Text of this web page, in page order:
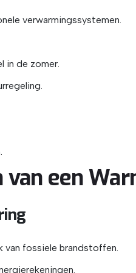
verwarmingssystemen.
in de zomer.
van een
van fossiele brandstoffen.